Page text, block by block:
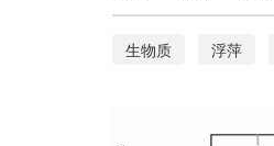
生物质 浮萍